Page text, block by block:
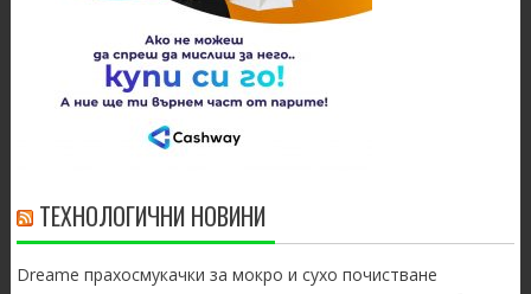
ТЕХНОЛОГИЧНИ НОВИНИ
Dreame прахосмукачки за мокро и сухо почистване